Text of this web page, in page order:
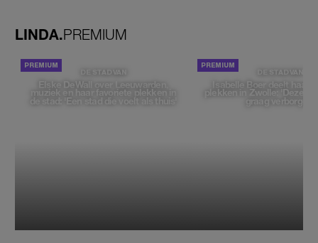
LINDA.PREMIUM
DE STAD VAN
Elske DeWall over Leeuwarden,
muziek en haar favoriete plekken in
de stad: 'Een stad die voelt als thuis'
DE STAD VAN
Isabelle Boer deelt haar
plekken in Zwolle: 'Deze
graag verborgen'